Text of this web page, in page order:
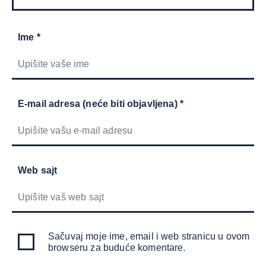
Ime *
E-mail adresa (neće biti objavljena) *
Web sajt
Sačuvaj moje ime, email i web stranicu u ovom
browseru za buduće komentare.